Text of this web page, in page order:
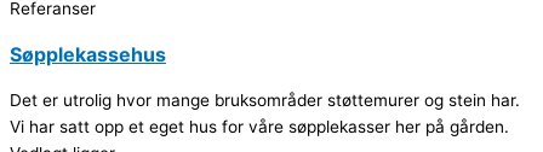
Referanser
Søpplekassehus
Det er utrolig hvor mange bruksområder støttemurer og stein har.
Vi har satt opp et eget hus for våre søpplekasser her på gården.